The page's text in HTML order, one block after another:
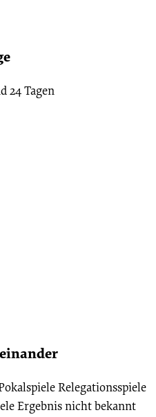
24 Tagen
Relegationsspiele
Ergebnis nicht bekannt